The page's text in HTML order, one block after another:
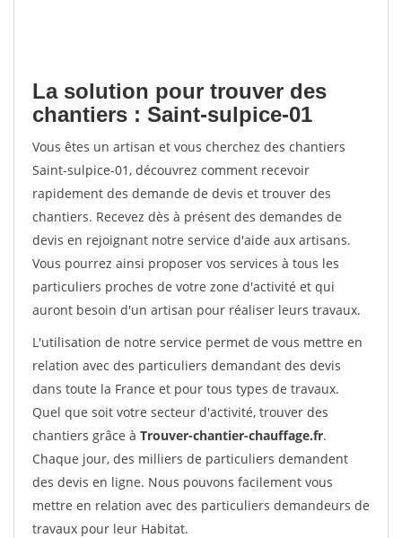
La solution pour trouver des
chantiers : Saint-sulpice-01
Vous êtes un artisan et vous cherchez des chantiers
Saint-sulpice-01, découvrez comment recevoir
rapidement des demande de devis et trouver des
chantiers. Recevez dès à présent des demandes de
devis en rejoignant notre service d'aide aux artisans.
Vous pourrez ainsi proposer vos services à tous les
particuliers proches de votre zone d'activité et qui
auront besoin d'un artisan pour réaliser leurs travaux.
L'utilisation de notre service permet de vous mettre en
relation avec des particuliers demandant des devis
dans toute la France et pour tous types de travaux.
Quel que soit votre secteur d'activité, trouver des
chantiers grâce à Trouver-chantier-chauffage.fr.
Chaque jour, des milliers de particuliers demandent
des devis en ligne. Nous pouvons facilement vous
mettre en relation avec des particuliers demandeurs de
travaux pour leur Habitat.